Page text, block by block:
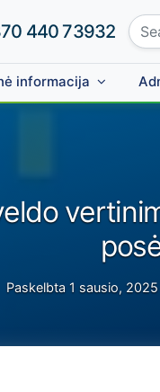
number:
440 73932
informacija
Paskelbta 1 sausio,